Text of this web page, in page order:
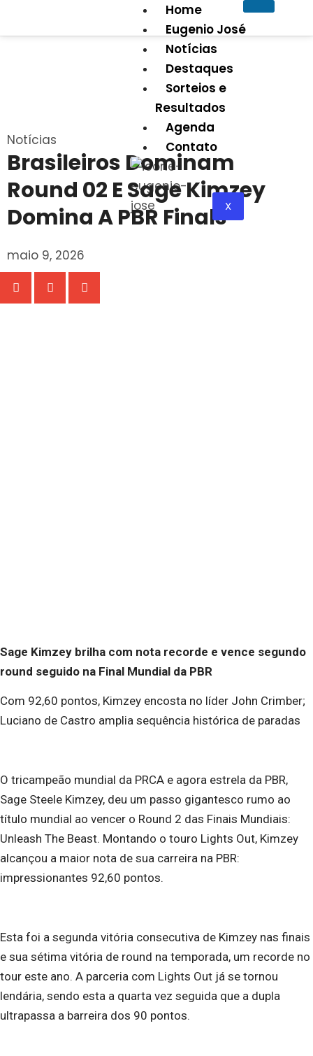
Home
Eugenio José
Notícias
Destaques
Sorteios e
Resultados
Agenda
Contato
X
Notícias
Brasileiros Dominam
Round 02 E Sage Kimzey
Domina A PBR Finals
maio 9, 2026
Sage Kimzey brilha com nota recorde e vence segundo
round seguido na Final Mundial da PBR
Com 92,60 pontos, Kimzey encosta no líder John Crimber;
Luciano de Castro amplia sequência histórica de paradas
O tricampeão mundial da PRCA e agora estrela da PBR,
Sage Steele Kimzey, deu um passo gigantesco rumo ao
título mundial ao vencer o Round 2 das Finais Mundiais:
Unleash The Beast. Montando o touro Lights Out, Kimzey
alcançou a maior nota de sua carreira na PBR:
impressionantes 92,60 pontos.
Esta foi a segunda vitória consecutiva de Kimzey nas finais
e sua sétima vitória de round na temporada, um recorde no
tour este ano. A parceria com Lights Out já se tornou
lendária, sendo esta a quarta vez seguida que a dupla
ultrapassa a barreira dos 90 pontos.